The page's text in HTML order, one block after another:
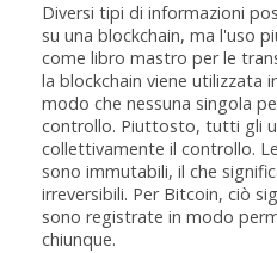
Diversi tipi di informazioni
su una blockchain, ma l'uso
come libro mastro per le
la blockchain viene utilizzata
modo che nessuna singola
controllo. Piuttosto, tutti gli
collettivamente il controllo.
sono immutabili, il che
irreversibili. Per Bitcoin, ciò
sono registrate in modo
chiunque.